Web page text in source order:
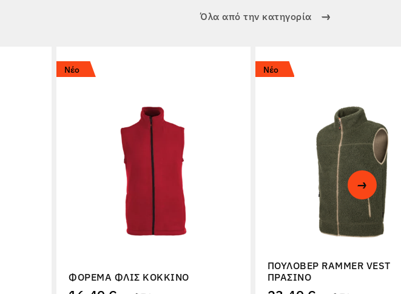
Όλα από την κατηγορία
Νέο
ΦΌΡΕΜΑ ΦΛΙΣ ΚΌΚΚΙΝΟ
Νέο
ΠΟΥΛΌΒΕΡ RAMMER VEST
ΠΡΆΣΙΝΟ